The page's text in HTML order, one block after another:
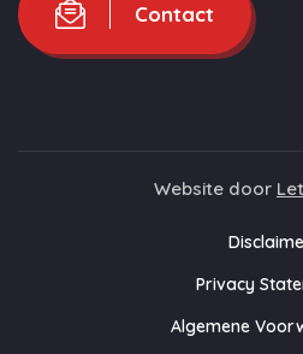
Contact
Website door
Privacy
Algemene